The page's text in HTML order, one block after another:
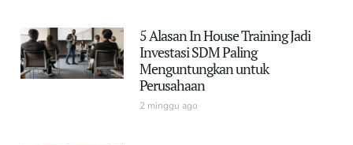
5 Alasan In House Training Jadi
Investasi SDM Paling
Menguntungkan untuk
Perusahaan
2 minggu ago